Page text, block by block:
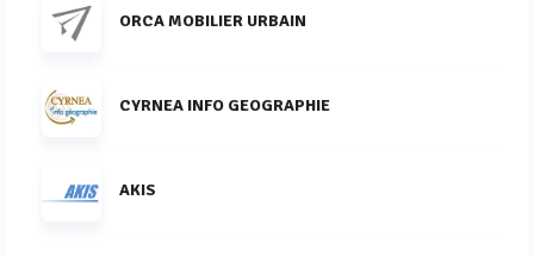
ORCA MOBILIER URBAIN
CYRNEA INFO GEOGRAPHIE
AKIS